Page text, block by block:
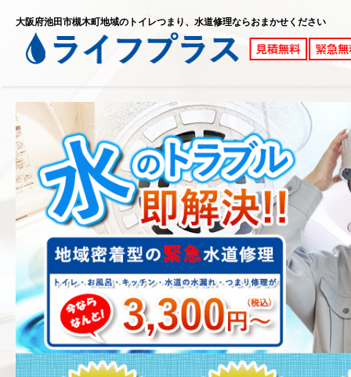
大阪府池田市槻木町地域のトイレつまり、水道修理ならおまかせください